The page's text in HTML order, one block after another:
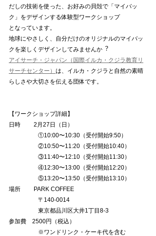
だしの技術を使った、お好みの⾙殻で「マイバッ
ク」をデザインする体験型ワークショップ
となっています。
地球にやさしく、⾃分だけのオリジナルのマイバッ
クを楽しくデザインしてみませんか︖
アイサーチ・ジャパン（国際イルカ・クジラ教育リ
サーチセンター） は、イルカ・クジラと⾃然の素晴
らしさや⼤切さを伝える団体です。
【ワークショップ詳細】
⽇時 　　2⽉27⽇（⽇）
①10:00〜10:30（受付開始9:50）
②10:50〜11:20（受付開始10:40）
③11:40〜12:10（受付開始11:30）
④12:30〜13:00（受付開始12:20）
⑤13:20〜13:50（受付開始13:10）
場所 　　PARK COFFEE
〒140-0014
東京都品川区⼤井1丁⽬8-3
参加費　2500円（税込）
※ワンドリンク・ケーキ代を含む